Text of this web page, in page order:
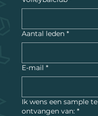
Aantal leden *
E-mail *
Ik wens een sample te
ontvangen van: *